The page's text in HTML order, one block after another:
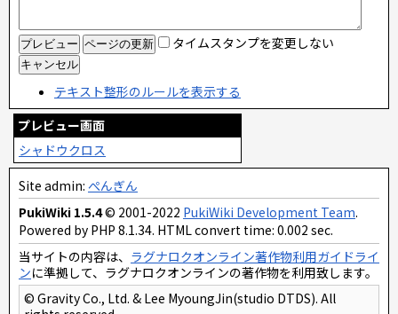
タイムスタンプを変更しない
テキスト整形のルールを表示する
プレビュー画面
シャドウクロス
Site admin: ぺんぎん
PukiWiki 1.5.4© 2001-2022 PukiWiki Development Team.
Powered by PHP 8.1.34. HTML convert time: 0.002 sec.
当サイトの内容は、 ラグナロクオンライン著作物利用ガイドライ
ンに準拠して、ラグナロクオンラインの著作物を利用致します。
© Gravity Co., Ltd. & Lee MyoungJin(studio DTDS). All